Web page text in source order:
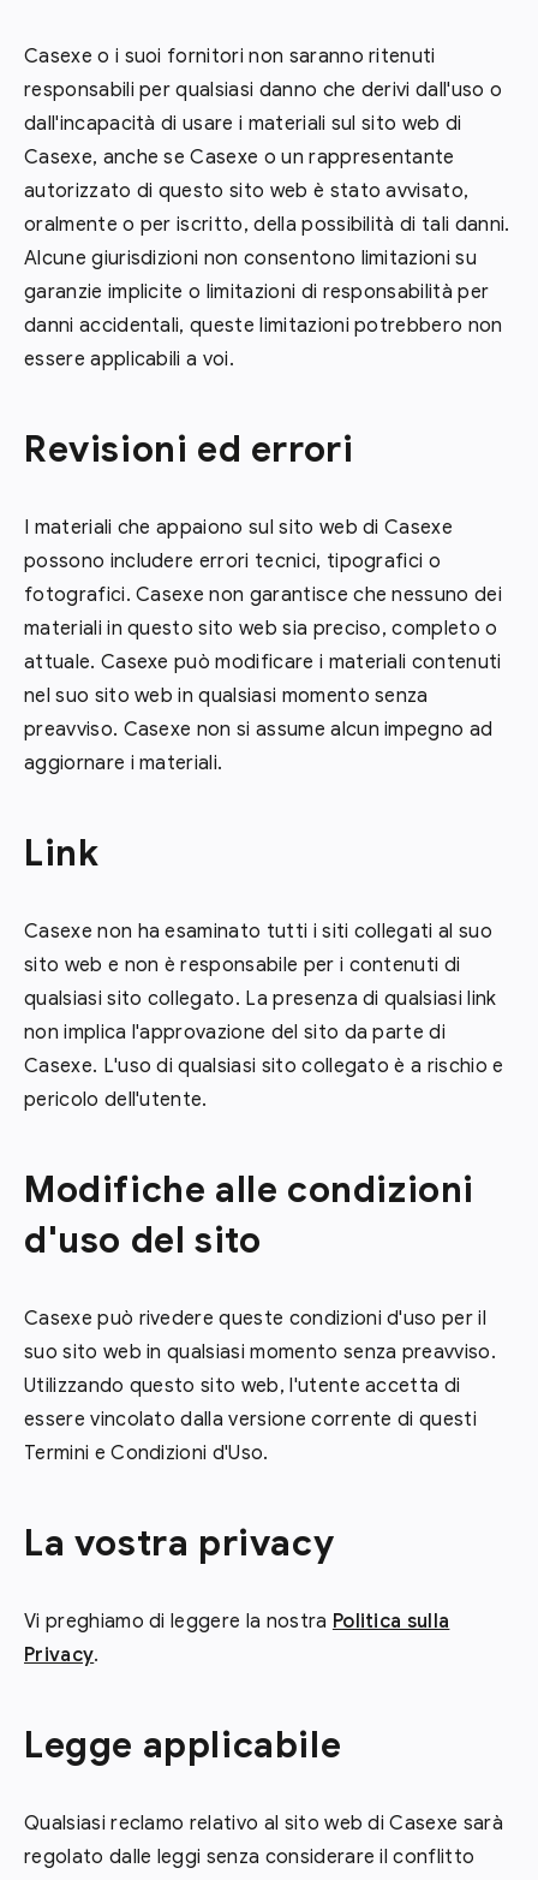
Casexe o i suoi fornitori non saranno ritenuti
responsabili per qualsiasi danno che derivi dall'uso o
dall'incapacità di usare i materiali sul sito web di
Casexe, anche se Casexe o un rappresentante
autorizzato di questo sito web è stato avvisato,
oralmente o per iscritto, della possibilità di tali danni.
Alcune giurisdizioni non consentono limitazioni su
garanzie implicite o limitazioni di responsabilità per
danni accidentali, queste limitazioni potrebbero non
essere applicabili a voi.
Revisioni ed errori
I materiali che appaiono sul sito web di Casexe
possono includere errori tecnici, tipografici o
fotografici. Casexe non garantisce che nessuno dei
materiali in questo sito web sia preciso, completo o
attuale. Casexe può modificare i materiali contenuti
nel suo sito web in qualsiasi momento senza
preavviso. Casexe non si assume alcun impegno ad
aggiornare i materiali.
Link
Casexe non ha esaminato tutti i siti collegati al suo
sito web e non è responsabile per i contenuti di
qualsiasi sito collegato. La presenza di qualsiasi link
non implica l'approvazione del sito da parte di
Casexe. L'uso di qualsiasi sito collegato è a rischio e
pericolo dell'utente.
Modifiche alle condizioni
d'uso del sito
Casexe può rivedere queste condizioni d'uso per il
suo sito web in qualsiasi momento senza preavviso.
Utilizzando questo sito web, l'utente accetta di
essere vincolato dalla versione corrente di questi
Termini e Condizioni d'Uso.
La vostra privacy
Vi preghiamo di leggere la nostra Politica sulla
Privacy.
Legge applicabile
Qualsiasi reclamo relativo al sito web di Casexe sarà
regolato dalle leggi senza considerare il conflitto